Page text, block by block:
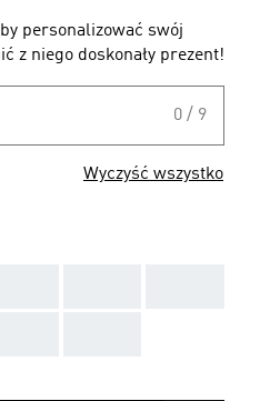
personalizować swój
z niego doskonały prezent!
0 / 9
Wyczyść wszystko